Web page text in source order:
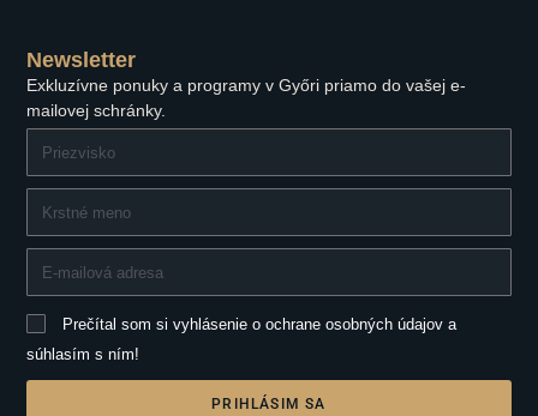
Newsletter
Exkluzívne ponuky a programy v Győri priamo do vašej e-
mailovej schránky.
Prečítal som si vyhlásenie o ochrane osobných údajov a
súhlasím s ním!
PRIHLÁSIM SA